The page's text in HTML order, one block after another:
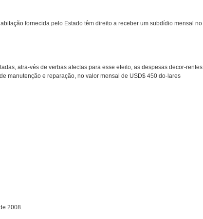
fornecida pelo Estado têm direito a receber um subdídio mensal no
atra-vés de verbas afectas para esse efeito, as despesas decor-rentes
manutenção e reparação, no valor mensal de USD$ 450 do-lares
2008.